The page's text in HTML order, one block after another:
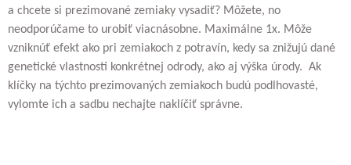
a chcete si prezimované zemiaky vysadiť? Môžete, no
neodporúčame to urobiť viacnásobne. Maximálne 1x. Môže
vzniknúť efekt ako pri zemiakoch z potravín, kedy sa znižujú dané
genetické vlastnosti konkrétnej odrody, ako aj výška úrody. Ak
klíčky na týchto prezimovaných zemiakoch budú podlhovasté,
vylomte ich a sadbu nechajte naklíčiť správne.